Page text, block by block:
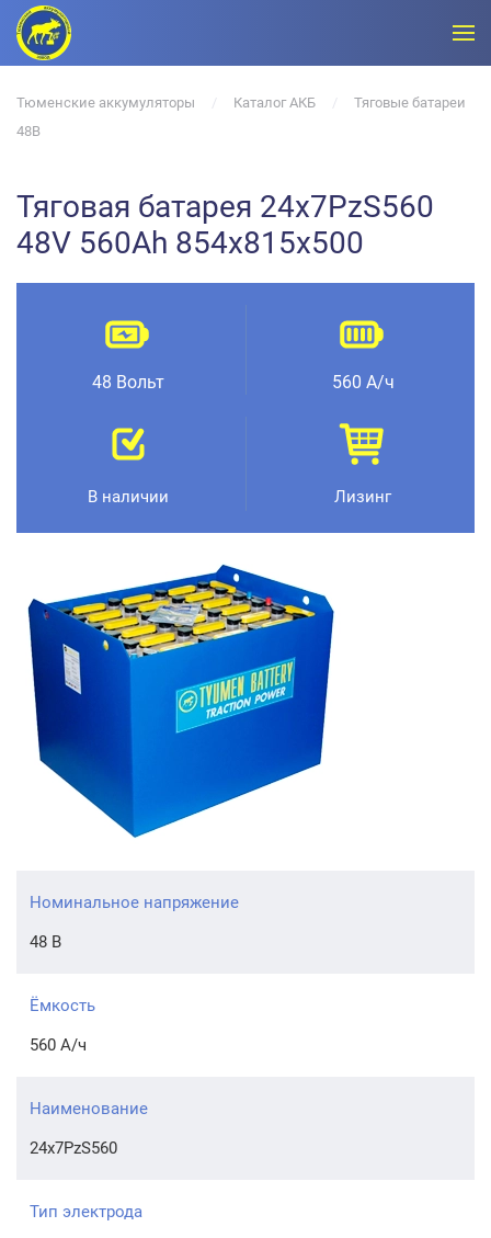
Тюменские аккумуляторы Каталог АКБ
Тяговые батареи
48В
Тяговая батарея 24x7PzS560
48V 560Ah 854x815x500
48 Вольт 560 А/ч
В наличии Лизинг
Номинальное напряжение
48 В
Ёмкость
560 А/ч
Наименование
24x7PzS560
Тип электрода